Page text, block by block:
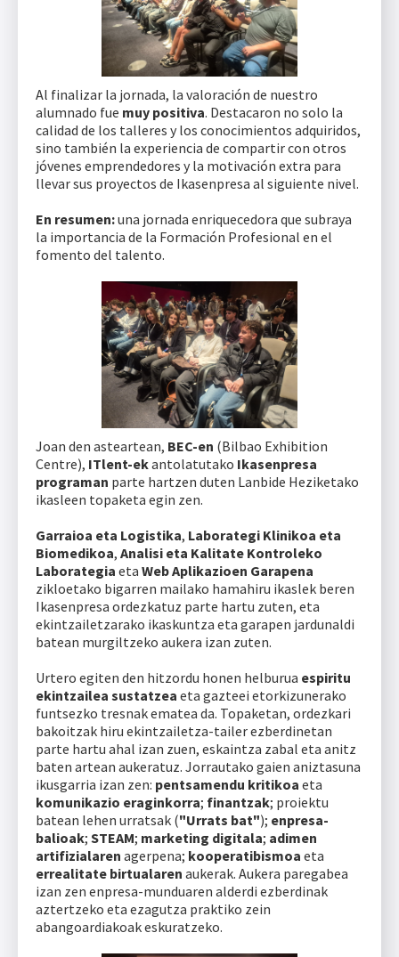
Al finalizar la jornada, la valoración de nuestro
alumnado fue muy positiva. Destacaron no solo la
calidad de los talleres y los conocimientos adquiridos,
sino también la experiencia de compartir con otros
jóvenes emprendedores y la motivación extra para
llevar sus proyectos de Ikasenpresa al siguiente nivel.
En resumen:una jornada enriquecedora que subraya
la importancia de la Formación Profesional en el
fomento del talento.
Joan den asteartean, BEC-en (Bilbao Exhibition
Centre), ITlent-ekantolatutako Ikasenpresa
programan parte hartzen duten Lanbide Heziketako
ikasleen topaketa egin zen.
Garraioa eta Logistika, Laborategi Klinikoa eta
Biomedikoa, Analisi eta Kalitate Kontroleko
Laborategia eta Web Aplikazioen Garapena
zikloetako bigarren mailako hamahiru ikaslek beren
Ikasenpresa ordezkatuz parte hartu zuten, eta
ekintzailetzarako ikaskuntza eta garapen jardunaldi
batean murgiltzeko aukera izan zuten.
Urtero egiten den hitzordu honen helburua espiritu
ekintzailea sustatzea eta gazteei etorkizunerako
funtsezko tresnak ematea da. Topaketan, ordezkari
bakoitzak hiru ekintzailetza-tailer ezberdinetan
parte hartu ahal izan zuen, eskaintza zabal eta anitz
baten artean aukeratuz. Jorrautako gaien aniztasuna
ikusgarria izan zen: pentsamendu kritikoa eta
komunikazio eraginkorra; finantzak; proiektu
batean lehen urratsak ("Urrats bat"); enpresa-
balioak; STEAM; marketing digitala; adimen
artifizialaren agerpena; kooperatibismoa eta
errealitate birtualaren aukerak. Aukera paregabea
izan zen enpresa-munduaren alderdi ezberdinak
aztertzeko eta ezagutza praktiko zein
abangoardiakoak eskuratzeko.